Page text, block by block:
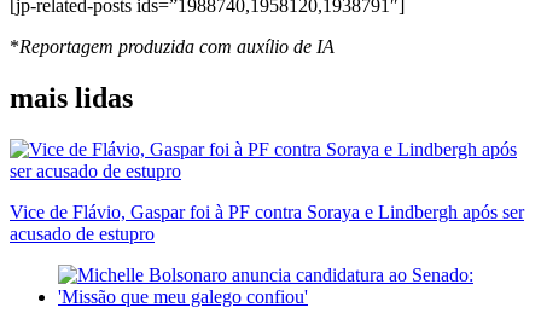
[jp-related-posts ids=”1988740,1958120,1938791″]
*Reportagem produzida com auxílio de IA
mais lidas
Vice de Flávio, Gaspar foi à PF contra Soraya e Lindbergh após ser
acusado de estupro